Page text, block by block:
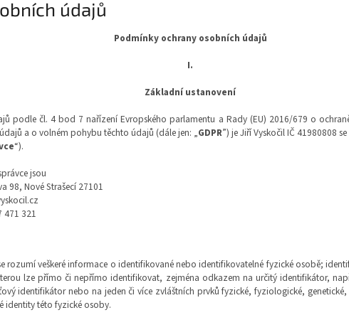
údajů
Podmínky ochrany osobních údajů
I.
Základní ustanovení
podle čl. 4 bod 7 nařízení Evropského parlamentu a Rady (EU) 2016/679 o
a o volném pohybu těchto údajů (dále jen: „GDPR”) je Jiří Vyskočil IČ 41980808
“).
jsou
98, Nové Strašecí 27101
471 321
rozumí veškeré informace o identifikované nebo identifikovatelné fyzické osobě;
lze přímo či nepřímo identifikovat, zejména odkazem na určitý identifikátor,
identifikátor nebo na jeden či více zvláštních prvků fyzické, fyziologické,
identity této fyzické osoby.